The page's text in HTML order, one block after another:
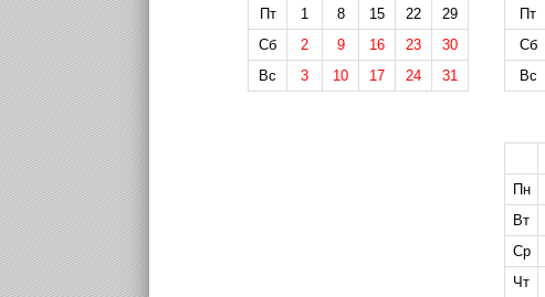
Пт
1 8 15 22
29
Сб
2 9 16 23
30
Вс
3 10 17 24 31
Пт
Сб
Вс
Пн
Вт
Ср
Чт